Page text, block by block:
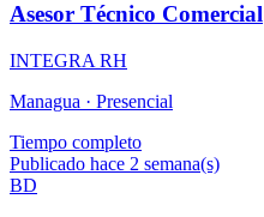
Asesor Técnico Comercial
INTEGRA RH
Managua · Presencial
Tiempo completo
Publicado hace 2 semana(s)
BD